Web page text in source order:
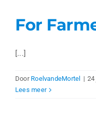
Over ons
Sponsoren
For
[...]
Door RoelvandeMortel | 24
Lees meer